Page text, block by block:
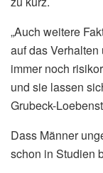
„Auch weitere
auf das
immer noch
und sie lassen
Grubeck-
Dass Männer
schon in Studien